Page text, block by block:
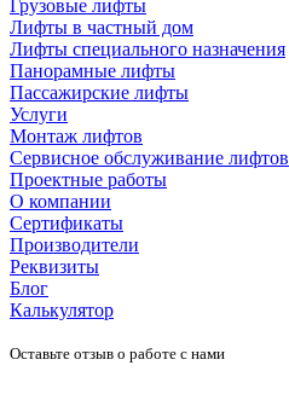
Грузовые лифты
Лифты в частный дом
Лифты специального назначения
Панорамные лифты
Пассажирские лифты
Услуги
Монтаж лифтов
Сервисное обслуживание лифтов
Проектные работы
О компании
Сертификаты
Производители
Реквизиты
Блог
Калькулятор
Оставьте отзыв о работе с нами